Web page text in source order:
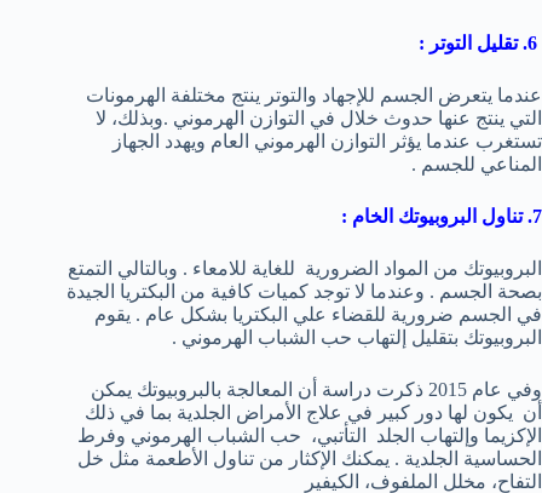
عندما يتعرض الجسم للإجهاد والتوتر ينتج مختلفة الهرمونات
التي ينتج عنها حدوث خلال في التوازن الهرموني .وبذلك، لا
تستغرب عندما يؤثر التوازن الهرموني العام ويهدد الجهاز
المناعي للجسم .
7. تناول البروبيوتك الخام :
البروبيوتك من المواد الضرورية للغاية للامعاء . وبالتالي التمتع
بصحة الجسم . وعندما لا توجد كميات كافية من البكتريا الجيدة
في الجسم ضرورية للقضاء علي البكتريا بشكل عام . يقوم
البروبيوتك بتقليل إلتهاب حب الشباب الهرموني .
وفي عام 2015 ذكرت دراسة أن المعالجة بالبروبيوتك يمكن
أن يكون لها دور كبير في علاج الأمراض الجلدية بما في ذلك
الإكزيما وإلتهاب الجلد التأتبي، حب الشباب الهرموني وفرط
الحساسية الجلدية . يمكنك الإكثار من تناول الأطعمة مثل خل
التفاح، مخلل الملفوف، الكيفير